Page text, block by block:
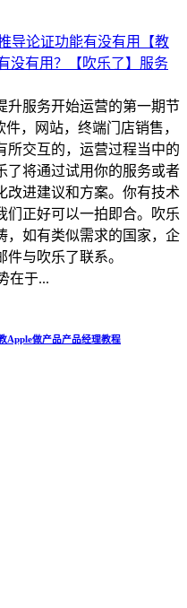
升服务开始运营的第一期节
，网站，终端门店销售，
所交互的，运营过程当中的
了将通过试用你的服务或者
改进建议和方案。你有技术
们正好可以一拍即合。吹乐
，如有类似需求的国家，企
与吹乐了联系。
在于...
Apple做产品产品经理教程